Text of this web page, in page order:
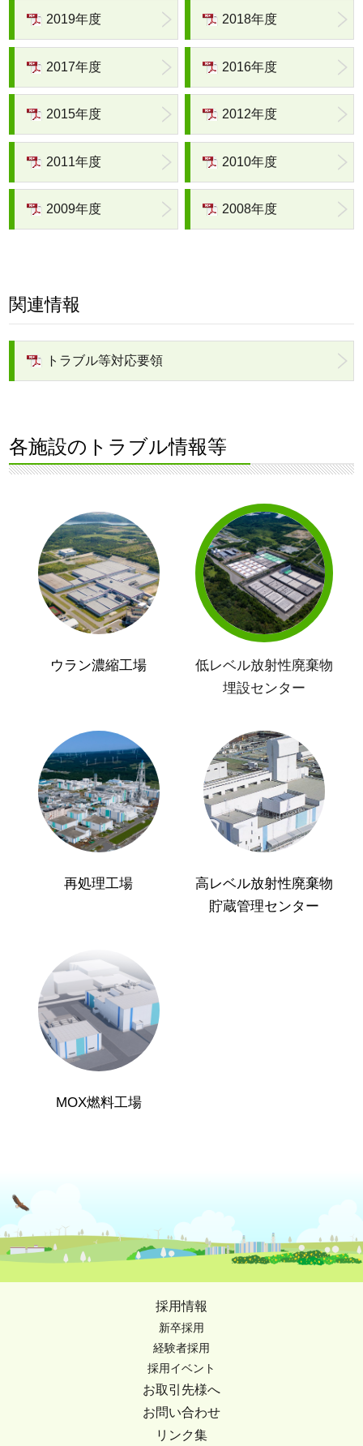
2019年度 2018年度
2017年度 2016年度
2015年度 2012年度
2011年度 2010年度
2009年度 2008年度
関連情報
トラブル等対応要領
各施設のトラブル情報等
ウラン濃縮工場
低レベル放射性廃棄物
埋設センター
再処理工場
高レベル放射性廃棄物
貯蔵管理センター
MOX燃料工場
採用情報
新卒採用
経験者採用
採用イベント
お取引先様へ
お問い合わせ
リンク集